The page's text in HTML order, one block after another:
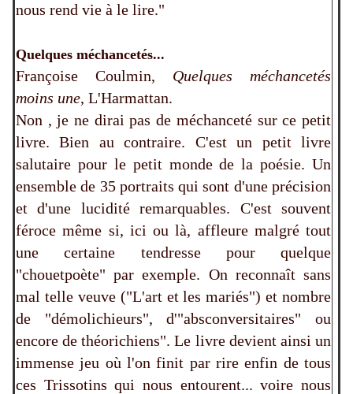
nous rend vie à le lire."
Quelques méchancetés...
Françoise Coulmin, Quelques méchancetés
moins une, L'Harmattan.
Non , je ne dirai pas de méchanceté sur ce petit
livre. Bien au contraire. C'est un petit livre
salutaire pour le petit monde de la poésie. Un
ensemble de 35 portraits qui sont d'une précision
et d'une lucidité remarquables. C'est souvent
féroce même si, ici ou là, affleure malgré tout
une certaine tendresse pour quelque
"chouetpoète" par exemple. On reconnaît sans
mal telle veuve ("L'art et les mariés") et nombre
de "démolichieurs", d'"absconversitaires" ou
encore de théorichiens". Le livre devient ainsi un
immense jeu où l'on finit par rire enfin de tous
ces Trissotins qui nous entourent... voire nous